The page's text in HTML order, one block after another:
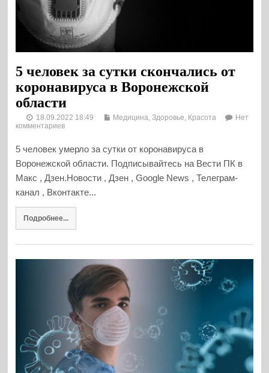
5 человек за сутки скончались от
коронавируса в Воронежской
области
18.09.2022 18:49 Медицина, Здоровье, Красота
Нет
комментариев
5 человек умерло за сутки от коронавируса в
Воронежской области. Подписывайтесь на Вести ПК в
Макс , Дзен.Новости , Дзен , Google News , Телеграм-
канал , Вконтакте...
Подробнее...